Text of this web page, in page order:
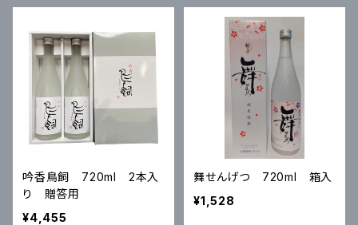
吟香鳥飼 720ml 2本入
り 贈答用
¥4,455
舞せんげつ 720ml 箱入
¥1,528